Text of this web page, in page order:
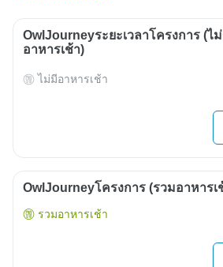
OwlJourneyระยะเวลาโครงการ (ไ
อาหารเช้า)
ไม่มีอาหารเช้า
OwlJourneyโครงการ (รวมอาหารเ
รวมอาหารเช้า